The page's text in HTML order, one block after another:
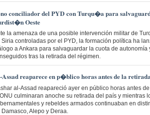
conciliador del PYD con Turqu�a para
Oeste
la amenaza de una posible intervención militar de
Siria controladas por el PYD, la formación política ha
a Ankara para salvaguardar la cuota de autonomía
tras la retirada del régimen.
reaparece en p�blico horas antes de la
al-Assad reapareció ayer en público horas antes
culminaran anoche su retirada del país y mientras
y rebeldes armados continuaban en
Damasco, Alepo y Deraa.